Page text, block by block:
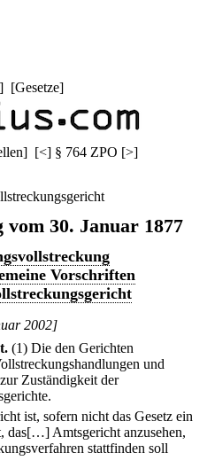
] [Gesetze]
] [<] § 764 ZPO [>]
30. Januar 1877
Vorschriften
2002]
(1) Die den Gerichten
und
Zuständigkeit der
ist, sofern nicht das Gesetz ein
das[…] Amtsgericht anzusehen,
stattfinden soll